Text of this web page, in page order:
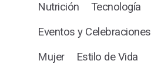
Nutrición
Tecnología
Eventos y Celebraciones
Mujer
Estilo de Vida